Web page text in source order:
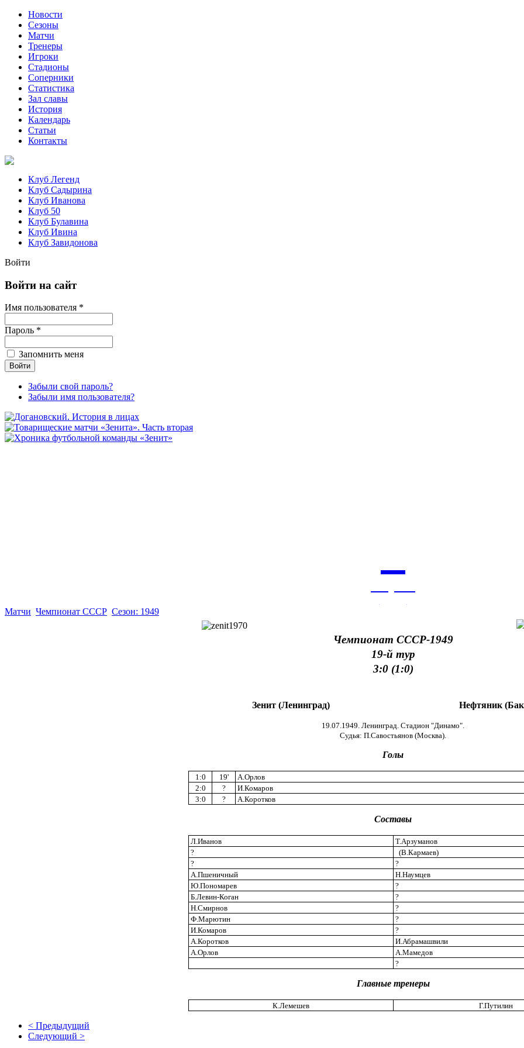
Новости
Сезоны
Матчи
Тренеры
Игроки
Стадионы
Соперники
Статистика
Зал славы
История
Календарь
Статьи
Контакты
Клуб Легенд
Клуб Садырина
Клуб Иванова
Клуб 50
Клуб Булавина
Клуб Ивина
Клуб Завидонова
Войти
Войти на сайт
Имя пользователя *
Пароль *
Запомнить меня
Забыли свой пароль?
Забыли имя пользователя?
Матчи Чемпионат СССР Сезон: 1949
Чемпионат СССР-1949
19-й тур
3:0 (1:0)
Зенит (Ленинград) Нефтяник
19.07.1949. Ленинград. Стадион "Динамо".
Судья: П.Савостьянов (Москва).
Голы
1:0 19'
А.Орлов
2:0
?
И.Комаров
3:0
? А.Коротков
Составы
Л.Иванов
Т.Арзуманов
?
(В.Кармаев)
?
?
А.Пшеничный
Н.Наумцев
Ю.Пономарев
?
Б.Левин-Коган
?
Н.Смирнов
?
Ф.Марютин
?
И.Комаров
?
А.Коротков
И.Абрамашвили
А.Орлов
А.Мамедов
?
Главные тренеры
К.Лемешев Г.Путилин
< Предыдущий
Следующий >